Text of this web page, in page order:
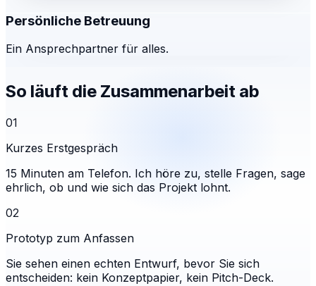
Persönliche Betreuung
Ein Ansprechpartner für alles.
So läuft die Zusammenarbeit ab
01
Kurzes Erstgespräch
15 Minuten am Telefon. Ich höre zu, stelle Fragen, sage
ehrlich, ob und wie sich das Projekt lohnt.
02
Prototyp zum Anfassen
Sie sehen einen echten Entwurf, bevor Sie sich
entscheiden: kein Konzeptpapier, kein Pitch-Deck.